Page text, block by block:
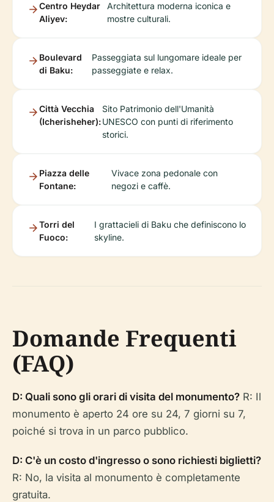
Centro Heydar
Aliyev:
Architettura moderna iconica e
mostre culturali.
Boulevard
di Baku:
Passeggiata sul lungomare ideale per
passeggiate e relax.
Città Vecchia
(Icherisheher):
Sito Patrimonio dell'Umanità
UNESCO con punti di riferimento
storici.
Piazza delle
Fontane:
Vivace zona pedonale con
negozi e caffè.
Torri del
Fuoco:
I grattacieli di Baku che definiscono lo
skyline.
Domande Frequenti
(FAQ)
D: Quali sono gli orari di visita del monumento? R: Il
monumento è aperto 24 ore su 24, 7 giorni su 7,
poiché si trova in un parco pubblico.
D: C'è un costo d'ingresso o sono richiesti biglietti?
R: No, la visita al monumento è completamente
gratuita.